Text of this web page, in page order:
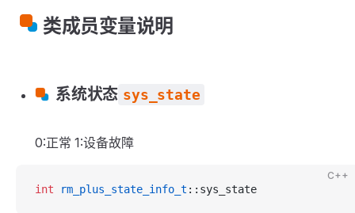
类成员变量说明
系统状态 sys_state
0:正常 1:设备故障
C++
int rm_plus_state_info_t ::sys_state